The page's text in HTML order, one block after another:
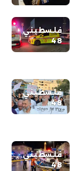
فلسطيني
48
فلسطيني
48
فلسطيني
48